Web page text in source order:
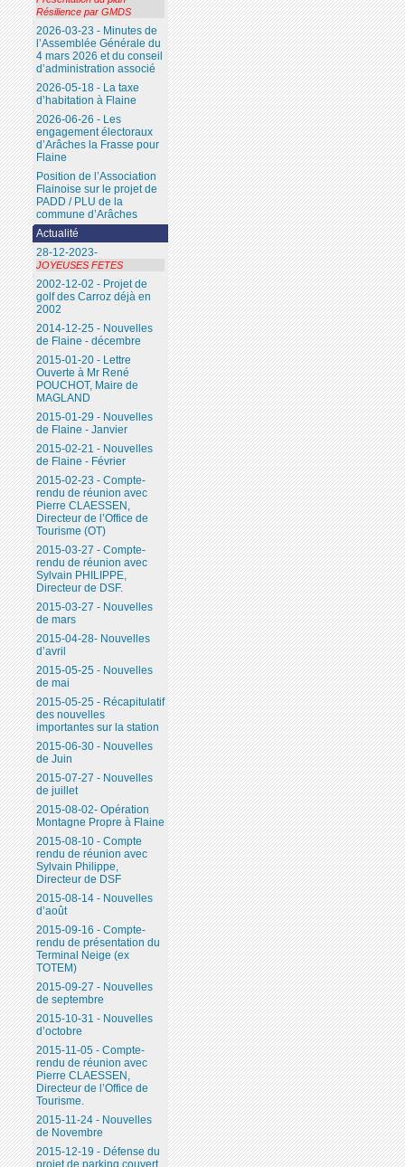
Résilience par GMDS
2026-03-23 - Minutes de
l’Assemblée Générale du
4 mars 2026 et du conseil
d’administration associé
2026-05-18 - La taxe
d’habitation à Flaine
2026-06-26 - Les
engagement électoraux
d’Arâches la Frasse pour
Flaine
Position de l’Association
Flainoise sur le projet de
PADD / PLU de la
commune d’Arâches
Actualité
28-12-2023-
JOYEUSES FETES
2002-12-02 - Projet de
golf des Carroz déjà en
2002
2014-12-25 - Nouvelles
de Flaine - décembre
2015-01-20 - Lettre
Ouverte à Mr René
POUCHOT, Maire de
MAGLAND
2015-01-29 - Nouvelles
de Flaine - Janvier
2015-02-21 - Nouvelles
de Flaine - Février
2015-02-23 - Compte-
rendu de réunion avec
Pierre CLAESSEN,
Directeur de l’Office de
Tourisme (OT)
2015-03-27 - Compte-
rendu de réunion avec
Sylvain PHILIPPE,
Directeur de DSF.
2015-03-27 - Nouvelles
de mars
2015-04-28- Nouvelles
d’avril
2015-05-25 - Nouvelles
de mai
2015-05-25 - Récapitulatif
des nouvelles
importantes sur la station
2015-06-30 - Nouvelles
de Juin
2015-07-27 - Nouvelles
de juillet
2015-08-02- Opération
Montagne Propre à Flaine
2015-08-10 - Compte
rendu de réunion avec
Sylvain Philippe,
Directeur de DSF
2015-08-14 - Nouvelles
d’août
2015-09-16 - Compte-
rendu de présentation du
Terminal Neige (ex
TOTEM)
2015-09-27 - Nouvelles
de septembre
2015-10-31 - Nouvelles
d’octobre
2015-11-05 - Compte-
rendu de réunion avec
Pierre CLAESSEN,
Directeur de l’Office de
Tourisme.
2015-11-24 - Nouvelles
de Novembre
2015-12-19 - Défense du